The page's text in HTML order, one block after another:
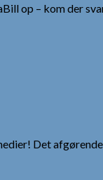
op – kom der
Det